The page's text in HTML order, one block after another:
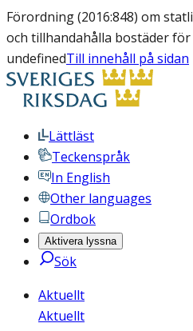
Förordning (2016:848) om
och tillhandahålla bostäder
undefinedTill innehåll på sidan
Lättläst
Teckenspråk
In English
Other languages
Ordbok
Aktivera lyssna
Sök
Aktuellt
Aktuellt